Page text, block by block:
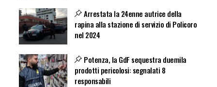
Arrestata la 24enne autrice della
rapina alla stazione di servizio di Policoro
nel 2024
Potenza, la GdF sequestra duemila
prodotti pericolosi: segnalati 8
responsabili